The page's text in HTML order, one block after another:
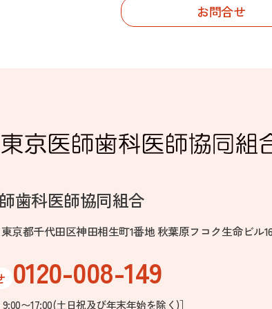
お問合せ
歯科医師協同組合
東京都千代田区神田相生町1番地 秋葉原フコク生命ビル
0120-008-149
9:00〜17:00(土日祝及び年末年始を除く)］